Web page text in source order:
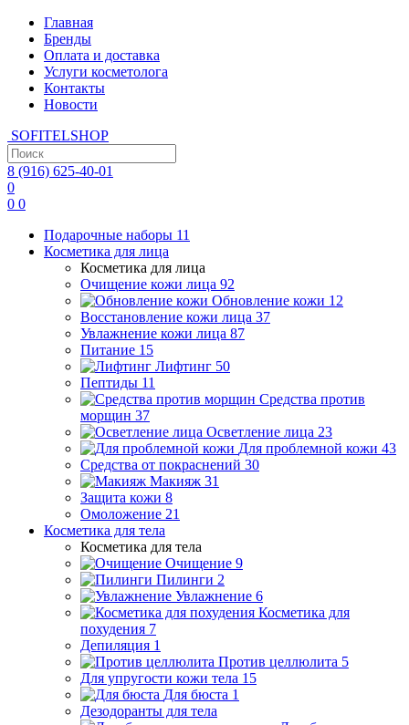
Главная
Бренды
Оплата и доставка
Услуги косметолога
Контакты
Новости
SOFITELSHOP
8 (916) 625-40-01
0
0 0
Подарочные наборы 11
Косметика для лица
Косметика для лица
Очищение кожи лица 92
Обновление кожи 12
Восстановление кожи лица 37
Увлажнение кожи лица 87
Питание 15
Лифтинг 50
Пептиды 11
Средства против
морщин 37
Осветление лица 23
Для проблемной кожи 43
Средства от покраснений 30
Макияж 31
Защита кожи 8
Омоложение 21
Косметика для тела
Косметика для тела
Очищение 9
Пилинги 2
Увлажнение 6
Косметика для
похудения 7
Депиляция 1
Против целлюлита 5
Для упругости кожи тела 15
Для бюста 1
Дезодоранты для тела